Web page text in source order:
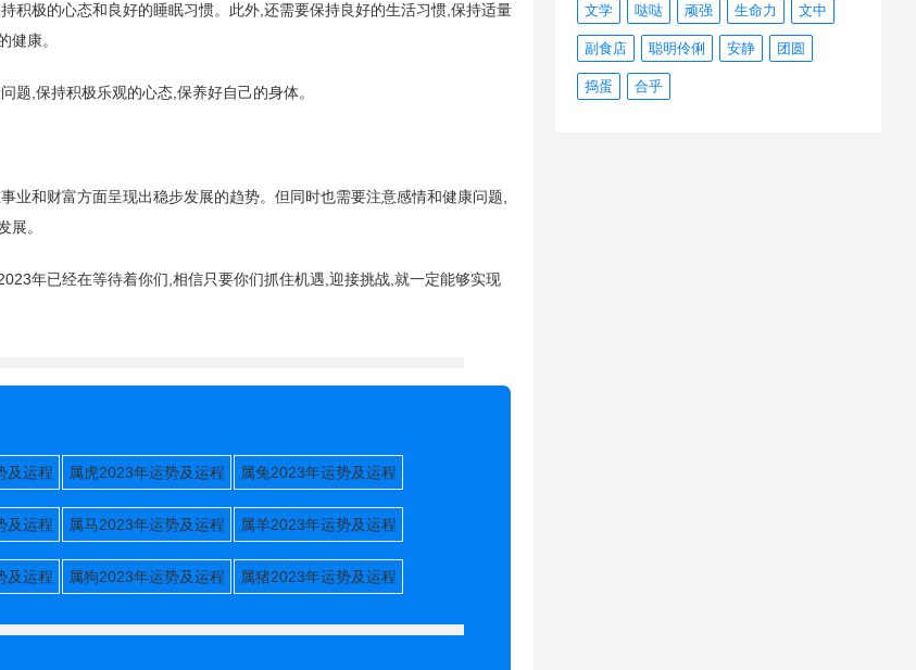
积极的心态和良好的睡眠习惯。此外,还需要保持良好的生活习惯,保持适量
健康。
题,保持积极乐观的心态,保养好自己的身体。
业和财富方面呈现出稳步发展的趋势。但同时也需要注意感情和健康问题,
展。
年已经在等待着你们,相信只要你们抓住机遇,迎接挑战,就一定能够实现
及运程 属虎2023年运势及运程 属兔2023年运势及运程
及运程 属马2023年运势及运程 属羊2023年运势及运程
及运程 属狗2023年运势及运程 属猪2023年运势及运程
文学 哒哒 顽强 生命力 文中
副食店 聪明伶俐 安静 团圆
捣蛋 合乎